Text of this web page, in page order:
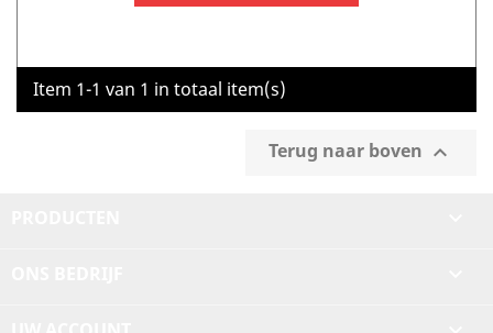
Item 1-1 van 1 in totaal item(s)
Terug naar boven 